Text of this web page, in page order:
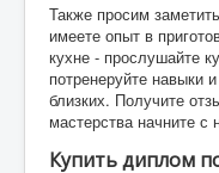
Также просим
имеете опыт в
кухне - прослушайте
потренеруйте навыки
близких. Получите
мастерства начните с
Купить диплом